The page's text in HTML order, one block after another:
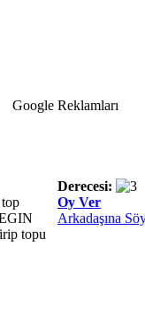
Google Reklamları
topu
Derecesi:
Oy Ver
Arkadaşına